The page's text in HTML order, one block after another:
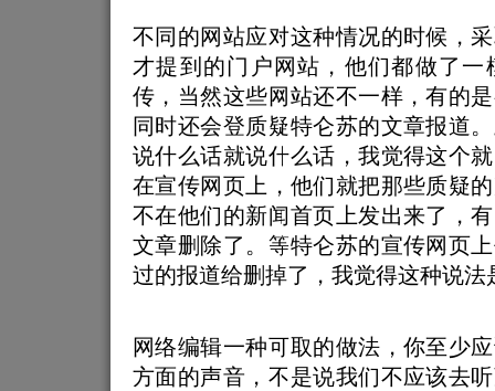
不同的网站应对这种情况的时候，
才提到的门户网站，他们都做了一
传，当然这些网站还不一样，有的
同时还会登质疑特仑苏的文章报道
说什么话就说什么话，我觉得这个
在宣传网页上，他们就把那些质疑
不在他们的新闻首页上发出来了，
文章删除了。等特仑苏的宣传网页
过的报道给删掉了，我觉得这种说法
网络编辑一种可取的做法，你至少
方面的声音，不是说我们不应该去